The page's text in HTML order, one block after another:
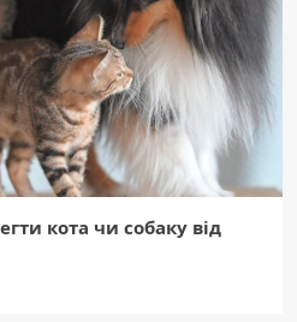
кота чи собаку від